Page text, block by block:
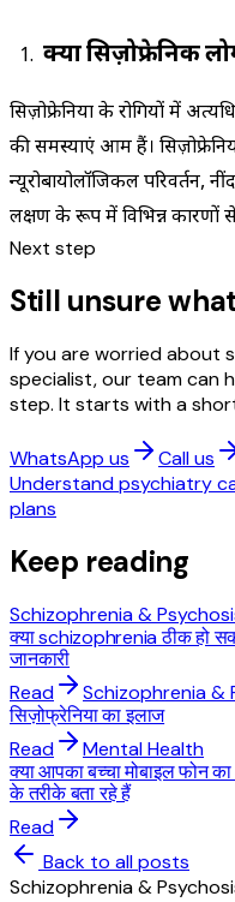
क्या सिज़ोफ्रेनिक
सिज़ोफ्रेनिया के रोगियों में
की समस्याएं आम हैं।
न्यूरोबायोलॉजिकल परिवर्तन,
लक्षण के रूप में विभिन्न कारणों
Next step
Still unsure
If you are worried about
specialist, our team can
step. It starts with a
WhatsApp us
Call us
Understand psychiatry
plans
Keep reading
Schizophrenia &
क्या schizophrenia ठीक हो
जानकारी
Read
Schizophrenia &
सिज़ोफ्रेनिया का इलाज
Read
Mental Health
क्या आपका बच्चा मोबाइल फोन
के तरीके बता रहे हैं
Read
Back to all posts
Schizophrenia &